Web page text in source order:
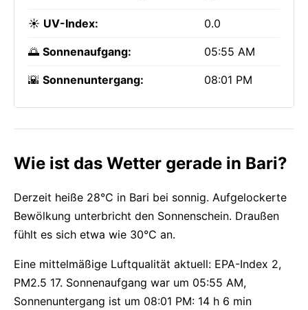
☀️ UV-Index: 0.0
🌅 Sonnenaufgang: 05:55 AM
🌇 Sonnenuntergang: 08:01 PM
Wie ist das Wetter gerade in Bari?
Derzeit heiße 28°C in Bari bei sonnig. Aufgelockerte
Bewölkung unterbricht den Sonnenschein. Draußen
fühlt es sich etwa wie 30°C an.
Eine mittelmäßige Luftqualität aktuell: EPA-Index 2,
PM2.5 17. Sonnenaufgang war um 05:55 AM,
Sonnenuntergang ist um 08:01 PM: 14 h 6 min